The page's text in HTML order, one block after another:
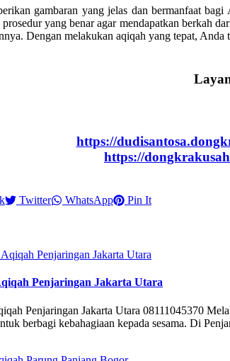
gambaran yang jelas dan bermanfaat
yang benar agar mendapatkan berkah
Dengan melakukan aqiqah yang tepat,
https://
https://
Twitter WhatsApp Pin It
Penjaringan Jakarta Utara
Penjaringan Jakarta Utara 08111045370
berbagi kebahagiaan kepada sesama. Di